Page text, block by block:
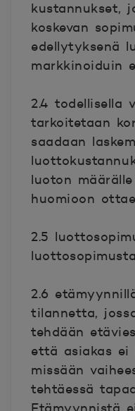
kustannukset,
koskevan
edellytyksenä
markkinoiduin
2.4 todellisella
tarkoitetaan
saadaan
luoton
huomioon
2.5
2.6
tilannetta,
tehdään
että asiakas ei
missään
tehtäessä